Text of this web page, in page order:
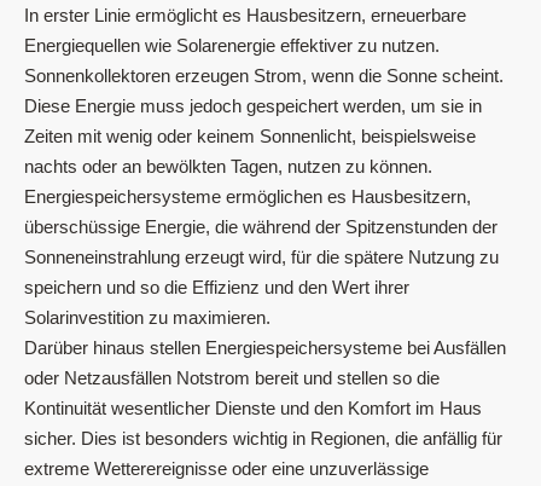
In erster Linie ermöglicht es Hausbesitzern, erneuerbare
Energiequellen wie Solarenergie effektiver zu nutzen.
Sonnenkollektoren erzeugen Strom, wenn die Sonne scheint.
Diese Energie muss jedoch gespeichert werden, um sie in
Zeiten mit wenig oder keinem Sonnenlicht, beispielsweise
nachts oder an bewölkten Tagen, nutzen zu können.
Energiespeichersysteme ermöglichen es Hausbesitzern,
überschüssige Energie, die während der Spitzenstunden der
Sonneneinstrahlung erzeugt wird, für die spätere Nutzung zu
speichern und so die Effizienz und den Wert ihrer
Solarinvestition zu maximieren.
Darüber hinaus stellen Energiespeichersysteme bei Ausfällen
oder Netzausfällen Notstrom bereit und stellen so die
Kontinuität wesentlicher Dienste und den Komfort im Haus
sicher. Dies ist besonders wichtig in Regionen, die anfällig für
extreme Wetterereignisse oder eine unzuverlässige